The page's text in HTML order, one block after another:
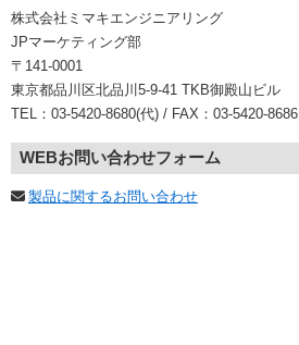
株式会社ミマキエンジニアリング
JPマーケティング部
〒141-0001
東京都品川区北品川5-9-41 TKB御殿山ビル
TEL：03-5420-8680(代) / FAX：03-5420-8686
WEBお問い合わせフォーム
製品に関するお問い合わせ